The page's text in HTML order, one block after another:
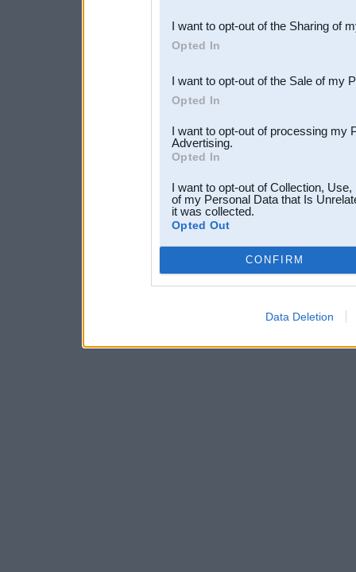
Downstream Participants
third parties.
I want to opt-out of the Sharing of
Opted In
I want to opt-out of the Sale of my
Opted In
I want to opt-out of processing my
Advertising.
Opted In
I want to opt-out of Collection,
of my Personal Data that Is
it was collected.
Opted Out
CONFIRM
Data Deletion